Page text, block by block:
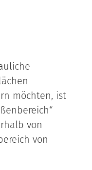
möchten, ist
von
von